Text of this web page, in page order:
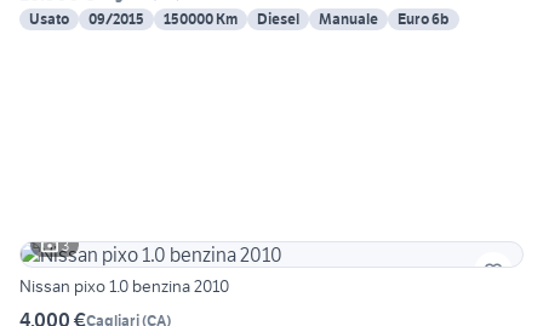
Usato
09/2015 150000 Km Diesel Manuale Euro 6b
3
Nissan pixo 1.0 benzina 2010
4.000 €Cagliari(CA)